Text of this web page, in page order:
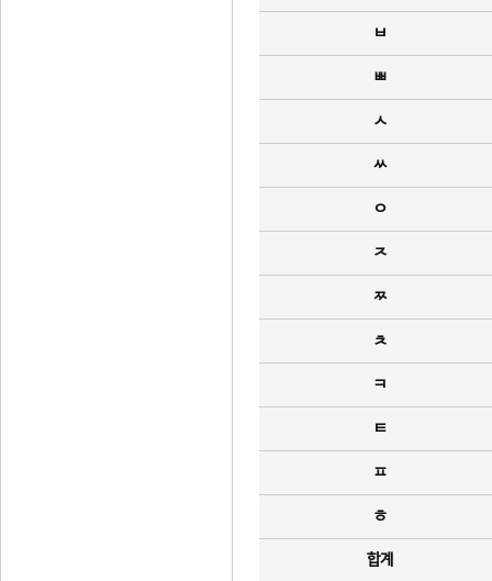
ㅂ
ㅃ
ㅅ
ㅆ
ㅇ
ㅈ
ㅉ
ㅊ
ㅋ
ㅌ
ㅍ
ㅎ
합계